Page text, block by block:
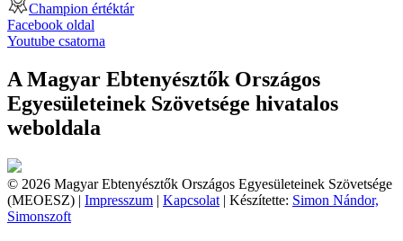
Champion értéktár
Facebook oldal
Youtube csatorna
A Magyar Ebtenyésztők Országos
Egyesületeinek Szövetsége hivatalos
weboldala
© 2026 Magyar Ebtenyésztők Országos Egyesületeinek Szövetsége
(MEOESZ) | Impresszum | Kapcsolat | Készítette: Simon Nándor,
Simonszoft